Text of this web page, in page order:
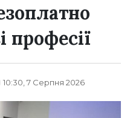
професії
10:30, 7 Серпня 2026